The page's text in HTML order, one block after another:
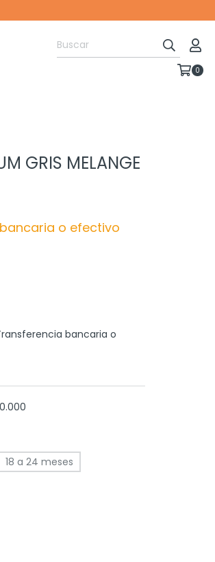
0
GRIS MELANGE
o efectivo
bancaria o
18 a 24 meses